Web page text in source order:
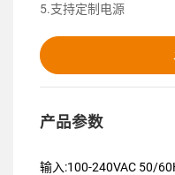
5.支持定制电源
产品参数
输入:100-240VAC 50/